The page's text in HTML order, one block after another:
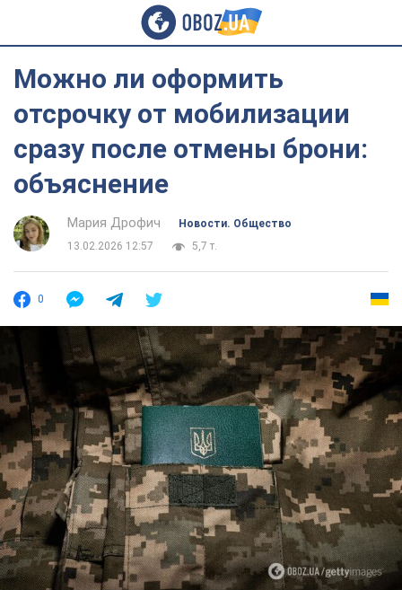
Можно ли оформить
отсрочку от мобилизации
сразу после отмены брони:
объяснение
Мария Дрофич
Новости. Общество
13.02.2026 12:57
5,7 т.
0